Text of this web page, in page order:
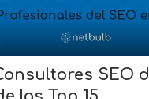
SEO